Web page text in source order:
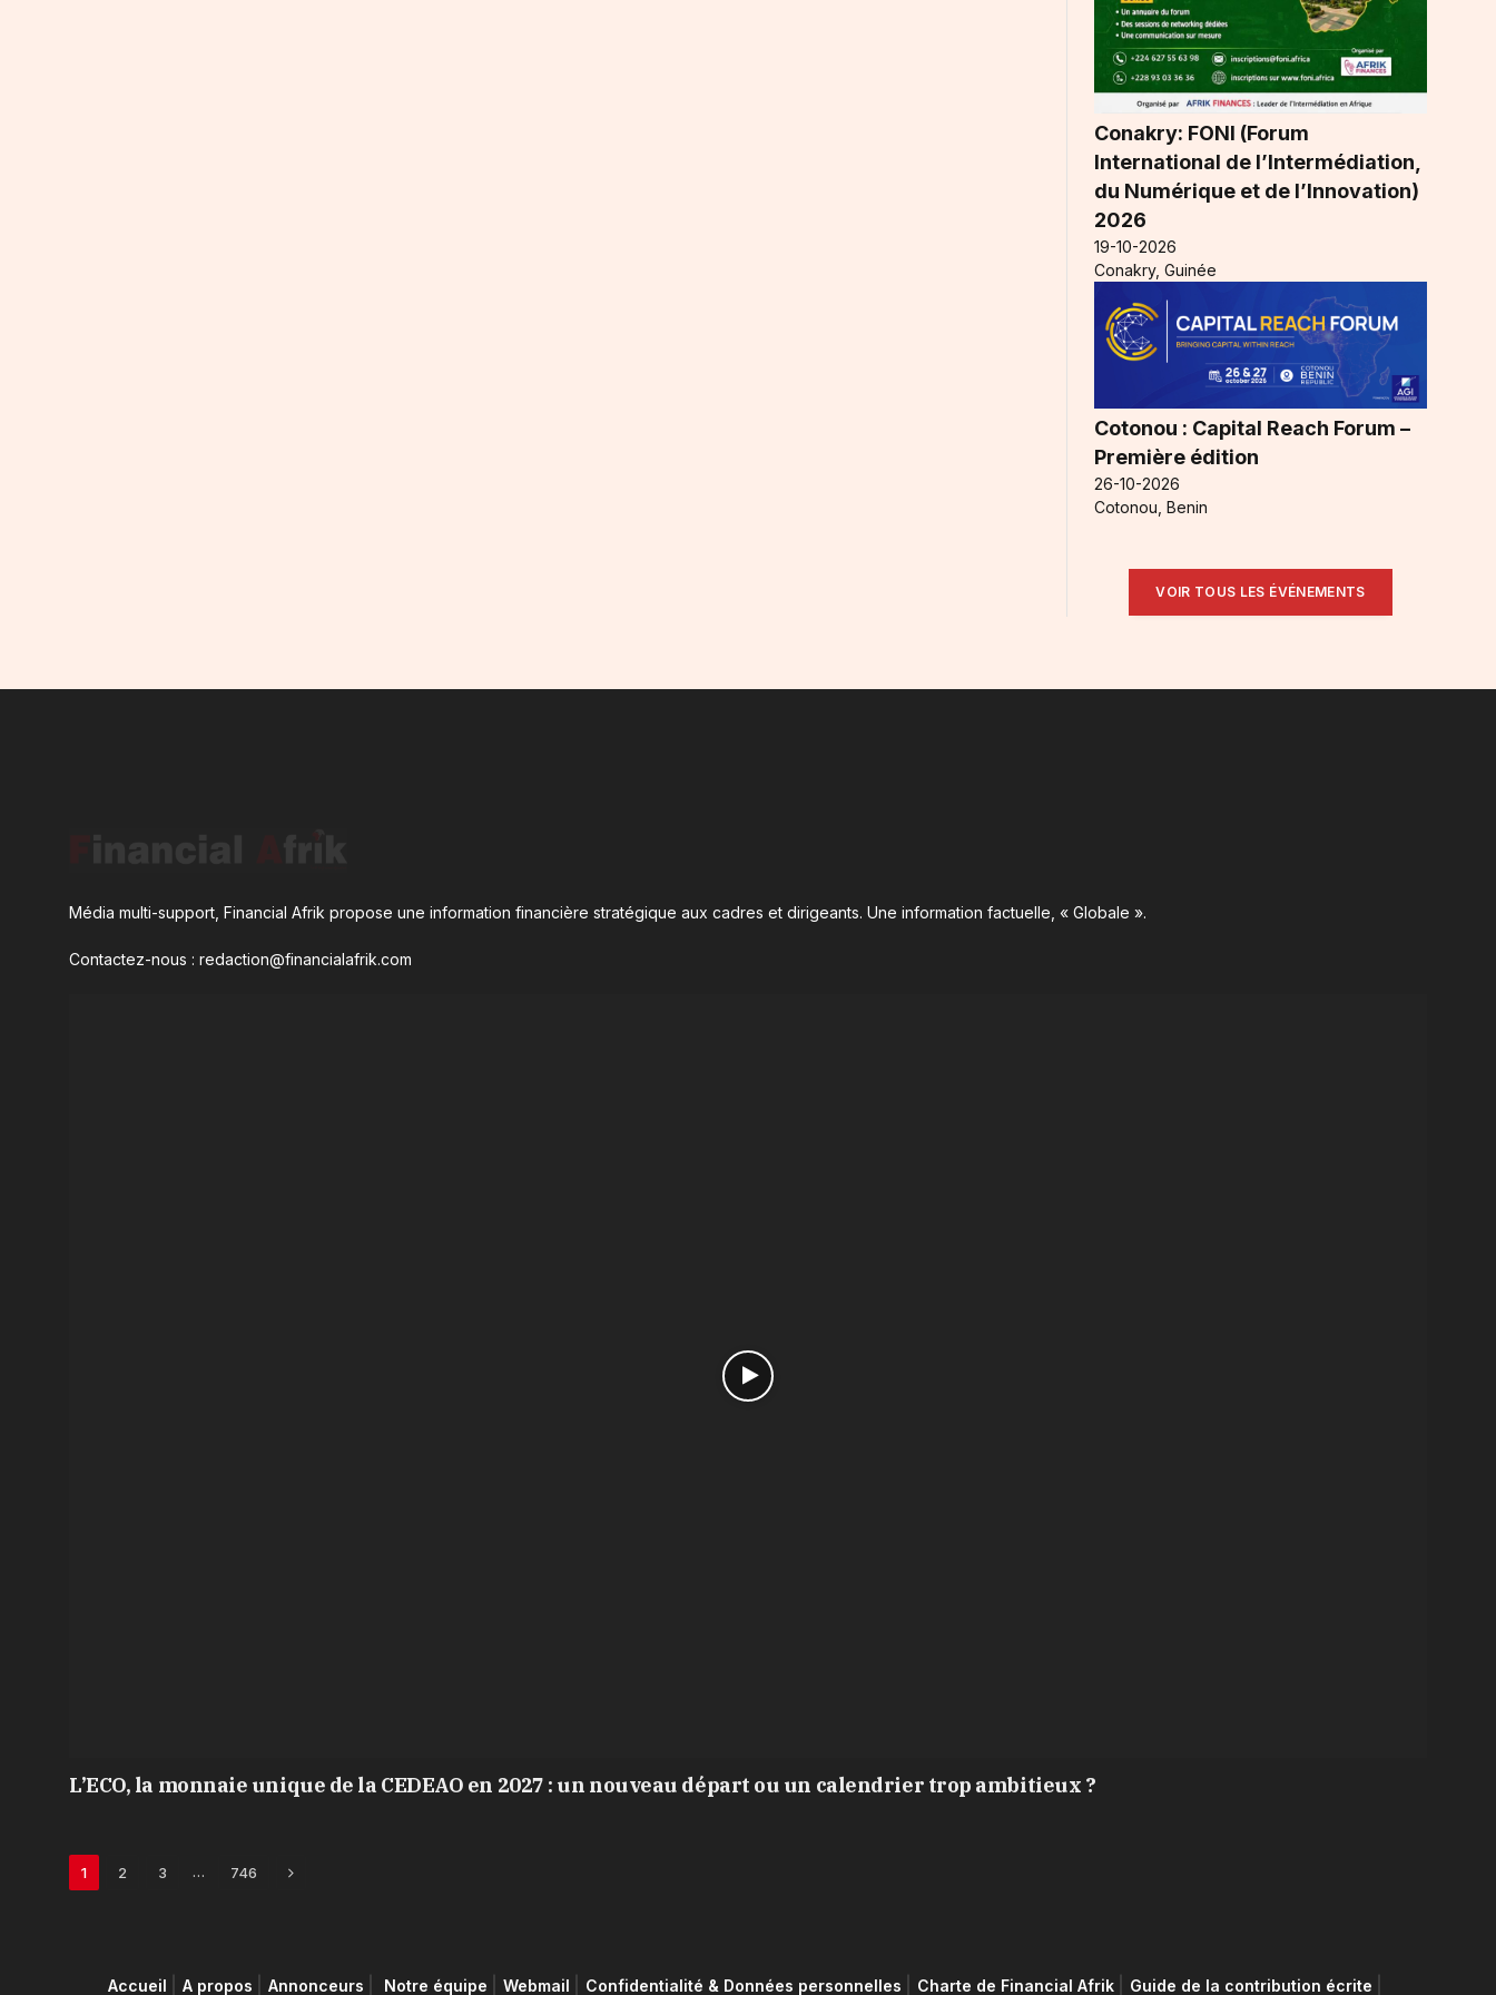
Conakry: FONI (Forum
International de l’Intermédiation,
du Numérique et de l’Innovation)
2026
19-10-2026
Conakry, Guinée
Cotonou : Capital Reach Forum –
Première édition
26-10-2026
Cotonou, Benin
VOIR TOUS LES ÉVÉNEMENTS
Média multi-support, Financial Afrik propose une information financière stratégique aux cadres et dirigeants. Une information factuelle, « Globale ».
Contactez-nous : redaction@financialafrik.com
L’ECO, la monnaie unique de la CEDEAO en 2027 : un nouveau départ ou un calendrier trop ambitieux ?
1 2 3 … 746 Next
Accueil A propos Annonceurs Notre équipe Webmail Confidentialité & Données personnelles Charte de Financial Afrik Guide de la contribution écrite